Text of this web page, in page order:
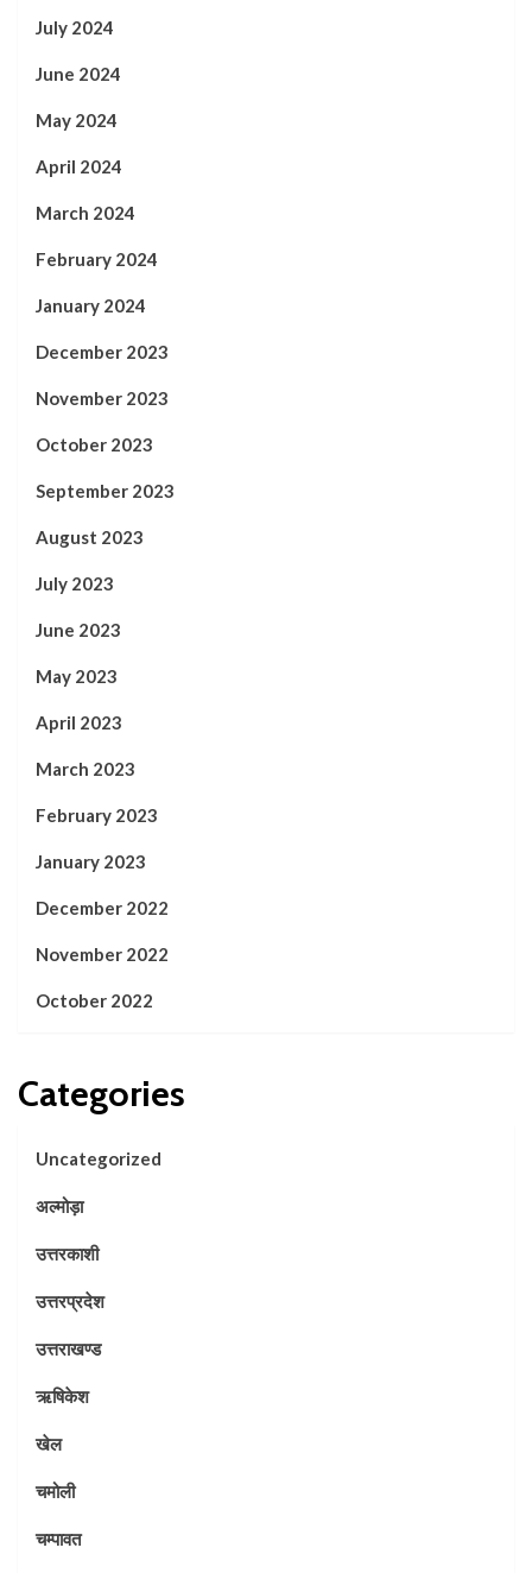
July 2024
June 2024
May 2024
April 2024
March 2024
February 2024
January 2024
December 2023
November 2023
October 2023
September 2023
August 2023
July 2023
June 2023
May 2023
April 2023
March 2023
February 2023
January 2023
December 2022
November 2022
October 2022
Categories
Uncategorized
अल्मोड़ा
उत्तरकाशी
उत्तरप्रदेश
उत्तराखण्ड
ऋषिकेश
खेल
चमोली
चम्पावत